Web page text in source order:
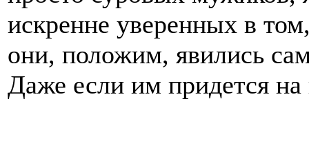
искренне уверенных в
они, положим, явились
Даже если им придется